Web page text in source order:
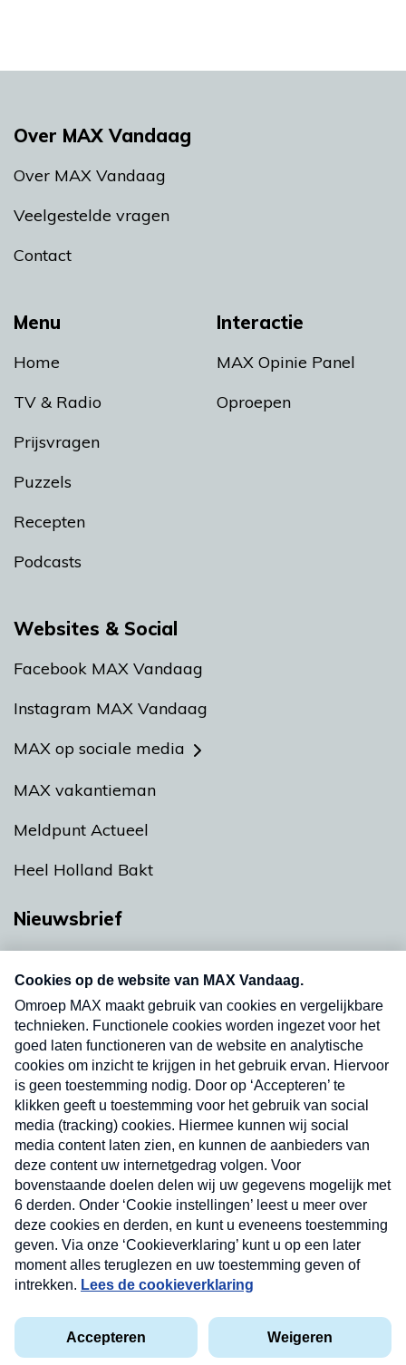
Menu
Home
TV & Radio
Prijsvragen
Puzzels
Recepten
Podcasts
Interactie
MAX Opinie Panel
Oproepen
Over MAX Vandaag
Over MAX Vandaag
Veelgestelde vragen
Contact
Websites & Social
Facebook MAX Vandaag
Instagram MAX Vandaag
MAX op sociale media
MAX vakantieman
Meldpunt Actueel
Heel Holland Bakt
Nieuwsbrief
nieuwsbrief. Elke vrijdag- en dinsdagochtend in
uw mailbox.
Verzend
Privacyverklaring
Cookieverklaring
Kwetsbaarheid melden
Nieuwsbrief
Neem hier een gratis abonnement op onze
nieuwsbrief. Elke vrijdag- en dinsdagochtend in uw